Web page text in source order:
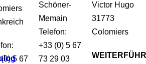
5 67
Schöner-
Memain
Telefon:
+33 (0) 5 67
73 29 03
Victor Hugo
31773
Colomiers